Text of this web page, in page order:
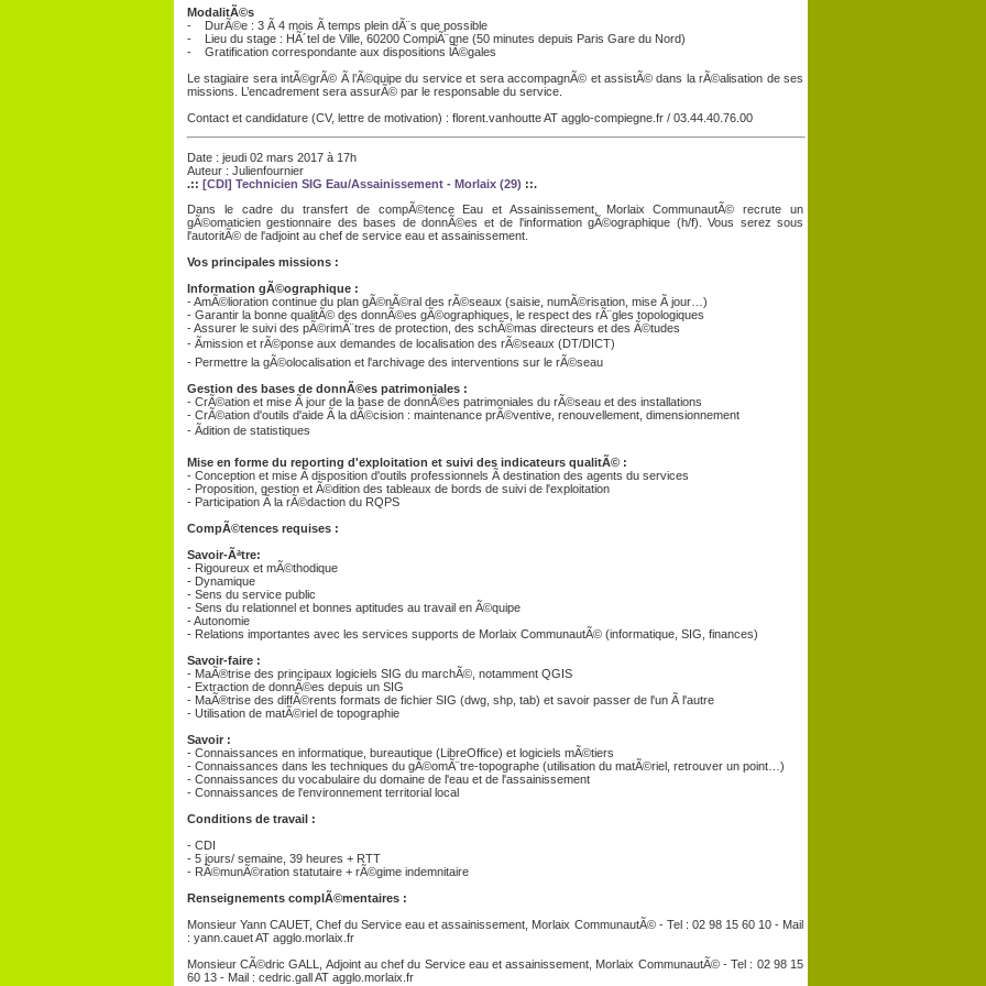
ModalitÃ©s
- DurÃ©e : 3 Ã 4 mois Ã temps plein dÃ¨s que possible
- Lieu du stage : HÃ´tel de Ville, 60200 CompiÃ¨gne (50 minutes depuis Paris Gare du Nord)
- Gratification correspondante aux dispositions lÃ©gales
Le stagiaire sera intÃ©grÃ© Ã l’Ã©quipe du service et sera accompagnÃ© et assistÃ© dans la rÃ©alisation de ses
missions. L’encadrement sera assurÃ© par le responsable du service.
Contact et candidature (CV, lettre de motivation) : florent.vanhoutte AT agglo-compiegne.fr / 03.44.40.76.00
Date : jeudi 02 mars 2017 à 17h
Auteur : Julienfournier
.:: [CDI] Technicien SIG Eau/Assainissement - Morlaix (29) ::.
Dans le cadre du transfert de compÃ©tence Eau et Assainissement, Morlaix CommunautÃ© recrute un
gÃ©omaticien gestionnaire des bases de donnÃ©es et de l'information gÃ©ographique (h/f). Vous serez sous
l'autoritÃ© de l'adjoint au chef de service eau et assainissement.
Vos principales missions :
Information gÃ©ographique :
- AmÃ©lioration continue du plan gÃ©nÃ©ral des rÃ©seaux (saisie, numÃ©risation, mise Ã jour…)
- Garantir la bonne qualitÃ© des donnÃ©es gÃ©ographiques, le respect des rÃ¨gles topologiques
- Assurer le suivi des pÃ©rimÃ¨tres de protection, des schÃ©mas directeurs et des Ã©tudes
- Ãmission et rÃ©ponse aux demandes de localisation des rÃ©seaux (DT/DICT)
- Permettre la gÃ©olocalisation et l'archivage des interventions sur le rÃ©seau
Gestion des bases de donnÃ©es patrimoniales :
- CrÃ©ation et mise Ã jour de la base de donnÃ©es patrimoniales du rÃ©seau et des installations
- CrÃ©ation d'outils d'aide Ã la dÃ©cision : maintenance prÃ©ventive, renouvellement, dimensionnement
- Ãdition de statistiques
Mise en forme du reporting d'exploitation et suivi des indicateurs qualitÃ© :
- Conception et mise Ã disposition d'outils professionnels Ã destination des agents du services
- Proposition, gestion et Ã©dition des tableaux de bords de suivi de l'exploitation
- Participation Ã la rÃ©daction du RQPS
CompÃ©tences requises :
Savoir-Ãªtre:
- Rigoureux et mÃ©thodique
- Dynamique
- Sens du service public
- Sens du relationnel et bonnes aptitudes au travail en Ã©quipe
- Autonomie
- Relations importantes avec les services supports de Morlaix CommunautÃ© (informatique, SIG, finances)
Savoir-faire :
- MaÃ®trise des principaux logiciels SIG du marchÃ©, notamment QGIS
- Extraction de donnÃ©es depuis un SIG
- MaÃ®trise des diffÃ©rents formats de fichier SIG (dwg, shp, tab) et savoir passer de l'un Ã l'autre
- Utilisation de matÃ©riel de topographie
Savoir :
- Connaissances en informatique, bureautique (LibreOffice) et logiciels mÃ©tiers
- Connaissances dans les techniques du gÃ©omÃ¨tre-topographe (utilisation du matÃ©riel, retrouver un point…)
- Connaissances du vocabulaire du domaine de l'eau et de l'assainissement
- Connaissances de l'environnement territorial local
Conditions de travail :
- CDI
- 5 jours/ semaine, 39 heures + RTT
- RÃ©munÃ©ration statutaire + rÃ©gime indemnitaire
Renseignements complÃ©mentaires :
Monsieur Yann CAUET, Chef du Service eau et assainissement, Morlaix CommunautÃ© - Tel : 02 98 15 60 10 - Mail
: yann.cauet AT agglo.morlaix.fr
Monsieur CÃ©dric GALL, Adjoint au chef du Service eau et assainissement, Morlaix CommunautÃ© - Tel : 02 98 15
60 13 - Mail : cedric.gall AT agglo.morlaix.fr